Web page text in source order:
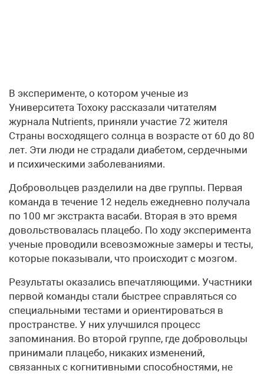
В эксперименте, о котором ученые из
Университета Тохоку рассказали читателям
журнала Nutrients, приняли участие 72 жителя
Страны восходящего солнца в возрасте от 60 до 80
лет. Эти люди не страдали диабетом, сердечными
и психическими заболеваниями.
Добровольцев разделили на две группы. Первая
команда в течение 12 недель ежедневно получала
по 100 мг экстракта васаби. Вторая в это время
довольствовалась плацебо. По ходу эксперимента
ученые проводили всевозможные замеры и тесты,
которые показывали, что происходит с мозгом.
Результаты оказались впечатляющими. Участники
первой команды стали быстрее справляться со
специальными тестами и ориентироваться в
пространстве. У них улучшился процесс
запоминания. Во второй группе, где добровольцы
принимали плацебо, никаких изменений,
связанных с когнитивными способностями, не